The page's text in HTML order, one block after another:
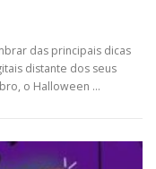
das principais dicas
distante dos seus
o Halloween …